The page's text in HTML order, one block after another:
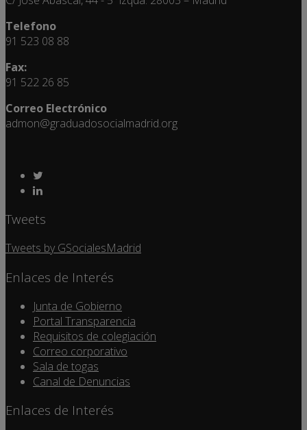
Telefono
91 523 08 88
Fax:
91 522 26 85
Correo Electrónico
admon@graduadosocialmadrid.org
Tweets
Tweets by GSocialesMadrid
Enlaces de Interés
Junta de Gobierno
Portal Transparencia
Requisitos de colegiación
Correo corporativo
Sala de togas
Canal de Denuncias
Enlaces de Interés